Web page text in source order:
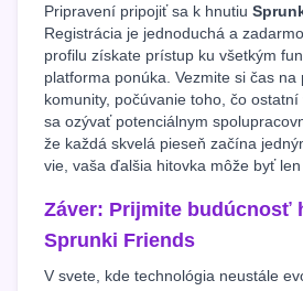
Pripravení pripojiť sa k hnutiu
Registrácia je jednoduchá a
profilu získate prístup ku všetkým
platforma ponúka. Vezmite si čas na
komunity, počúvanie toho, čo
sa ozývať potenciálnym
že každá skvelá pieseň začína
vie, vaša ďalšia hitovka môže byť
Záver: Prijmite budúcnosť
Sprunki Friends
V svete, kde technológia neustále